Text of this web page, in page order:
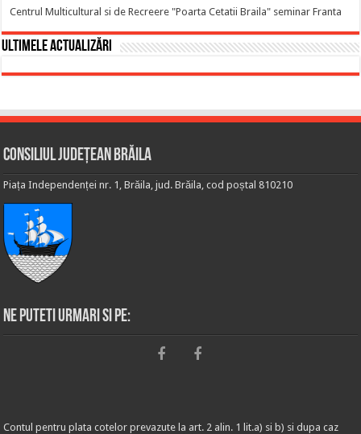
Centrul Multicultural si de Recreere "Poarta Cetatii Braila" seminar Franta
Ultimele actualizări
Consiliul Județean Brăila
Piața Independenței nr. 1, Brăila, jud. Brăila, cod poștal 810210
Ne puteti urmari si pe:
Contul pentru plata cotelor prevazute la art. 2 alin. 1 lit.a) si b) si dupa caz